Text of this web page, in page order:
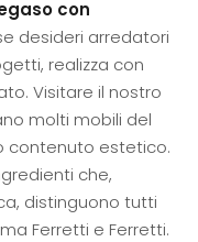
con
desideri arredatori
realizza con
Visitare il nostro
molti mobili del
contenuto estetico.
che,
distinguono tutti
Ferretti e Ferretti.